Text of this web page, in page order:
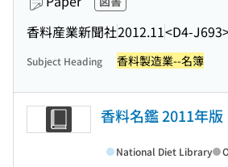
香料産業新聞社2012.11<D4-
Subject Heading 香料製造業--名簿
香料名鑑 2011年版
National Diet Library